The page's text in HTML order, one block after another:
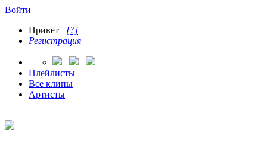
Войти
Привет [?]
Регистрация
Плейлисты
Все клипы
Артисты